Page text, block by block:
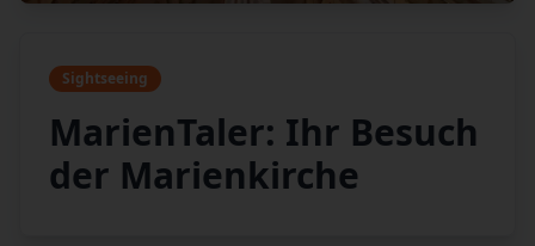
Sightseeing
MarienTaler: Ihr Besuch
der Marienkirche